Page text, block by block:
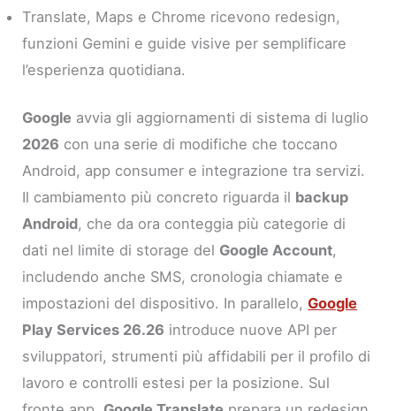
Translate, Maps e Chrome ricevono redesign,
funzioni Gemini e guide visive per semplificare
l’esperienza quotidiana.
Google avvia gli aggiornamenti di sistema di luglio
2026 con una serie di modifiche che toccano
Android, app consumer e integrazione tra servizi.
Il cambiamento più concreto riguarda il backup
Android, che da ora conteggia più categorie di
dati nel limite di storage del Google Account,
includendo anche SMS, cronologia chiamate e
impostazioni del dispositivo. In parallelo,Google
Play Services 26.26 introduce nuove API per
sviluppatori, strumenti più affidabili per il profilo di
lavoro e controlli estesi per la posizione. Sul